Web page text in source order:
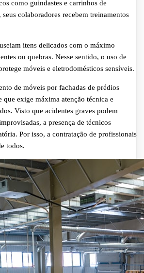
como guindastes e carrinhos de
colaboradores recebem treinamentos
itens delicados com o máximo
ou quebras. Nesse sentido, o uso de
móveis e eletrodomésticos sensíveis.
de móveis por fachadas de prédios
exige máxima atenção técnica e
Visto que acidentes graves podem
a presença de técnicos
Por isso, a contratação de profissionais
todos.